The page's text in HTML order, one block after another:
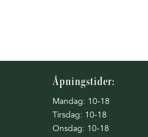
Åpningstider:
Mandag: 10-18
Tirsdag: 10-18
Onsdag: 10-18